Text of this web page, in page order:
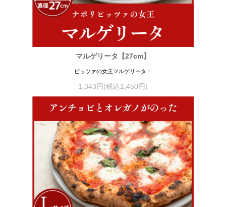
マルゲリータ【27cm】
ピッツァの女王マルゲリータ！
1,343円(税込1,450円)